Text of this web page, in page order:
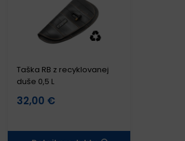
Taška RB z recyklovanej
duše 0,5 L
32,00 €